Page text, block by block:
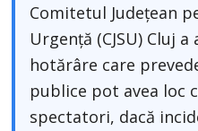
Comitetul Județean
Urgență (CJSU) Cluj
hotărâre care
publice pot avea loc
spectatori, dacă